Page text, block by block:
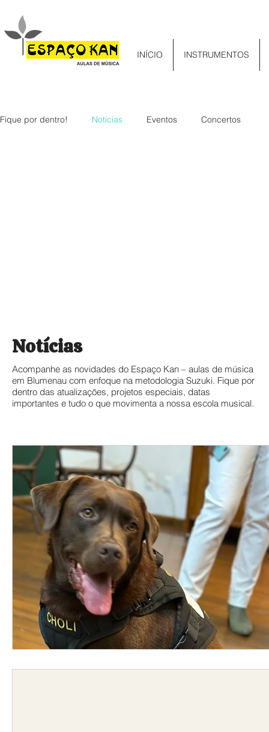
INÍCIO INSTRUMENTOS
Fique por dentro! Notícias Eventos Concertos
Notícias
Acompanhe as novidades do Espaço Kan – aulas de música
em Blumenau com enfoque na metodologia Suzuki. Fique por
dentro das atualizações, projetos especiais, datas
importantes e tudo o que movimenta a nossa escola musical.